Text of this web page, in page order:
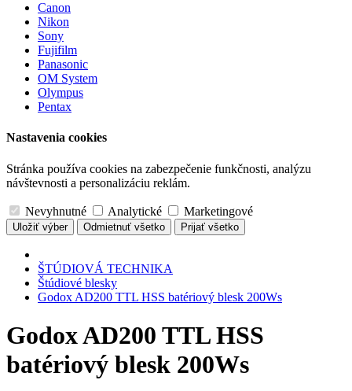
Canon
Nikon
Sony
Fujifilm
Panasonic
OM System
Olympus
Pentax
Nastavenia cookies
Stránka používa cookies na zabezpečenie funkčnosti, analýzu
návštevnosti a personalizáciu reklám.
Nevyhnutné Analytické Marketingové
Uložiť výber Odmietnuť všetko Prijať všetko
ŠTÚDIOVÁ TECHNIKA
Štúdiové blesky
Godox AD200 TTL HSS batériový blesk 200Ws
Godox AD200 TTL HSS
batériový blesk 200Ws